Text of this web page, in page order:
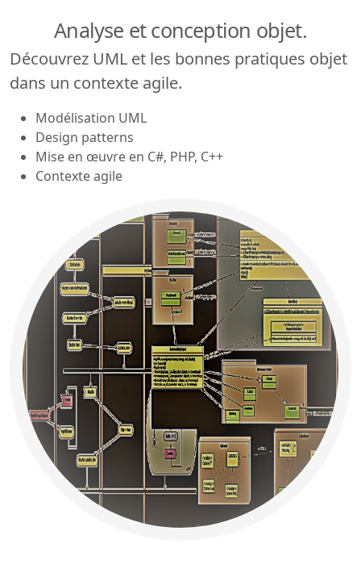
Analyse et conception objet.
Découvrez UML et les bonnes pratiques objet
dans un contexte agile.
Modélisation UML
Design patterns
Mise en œuvre en C#, PHP, C++
Contexte agile